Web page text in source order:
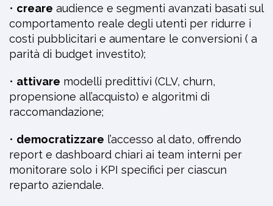
• creare audience e segmenti avanzati basati sul
comportamento reale degli utenti per ridurre i
costi pubblicitari e aumentare le conversioni ( a
parità di budget investito);
• attivare modelli predittivi (CLV, churn,
propensione all’acquisto) e algoritmi di
raccomandazione;
• democratizzare l’accesso al dato, offrendo
report e dashboard chiari ai team interni per
monitorare solo i KPI specifici per ciascun
reparto aziendale.